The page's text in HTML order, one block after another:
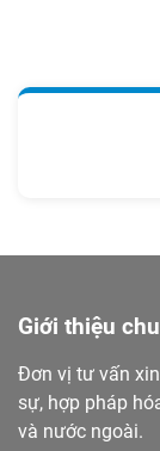
Giới thiệu
Đơn vị tư vấn
sự, hợp pháp
và nước ngoài.